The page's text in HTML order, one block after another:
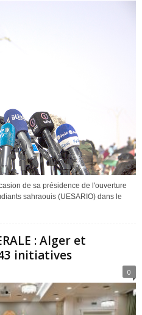
de sa présidence de l'ouverture
sahraouis (UESARIO) dans le
: Alger et
initiatives
0